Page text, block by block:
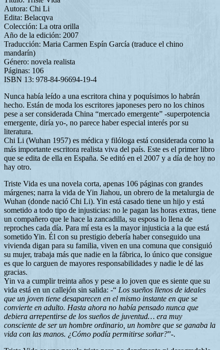
Autora: Chi Li
Edita: Belacqva
Colección: La otra orilla
Año de la edición: 2007
Traducción: Maria Carmen Espín García (traduce el chino
mandarín)
Género: novela realista
Páginas: 106
ISBN 13: 978-84-96694-19-4
Nunca había leído a una escritora china y poquísimos lo habrán
hecho. Están de moda los escritores japoneses pero no los chinos
pese a ser considerada China “mercado emergente” -superpotencia
emergente, diría yo-, no parece haber especial interés por su
literatura.
Chi Li (Wuhan 1957) es médica y filóloga está considerada como la
más importante escritora realista viva del país. Este es el primer libro
que se edita de ella en España. Se editó en el 2007 y a día de hoy no
hay otro.
Triste Vida es una novela corta, apenas 106 páginas con grandes
márgenes; narra la vida de Yin Jiahou, un obrero de la metalurgia de
Wuhan (donde nació Chi Li). Yin está casado tiene un hijo y está
sometido a todo tipo de injusticias: no le pagan las horas extras, tiene
un compañero que le hace la zancadilla, su esposa lo llena de
reproches cada día. Para mí esta es la mayor injusticia a la que está
sometido Yin. Él con su prestigio debería haber conseguido una
vivienda digan para su familia, viven en una comuna que consiguió
su mujer, trabaja más que nadie en la fábrica, lo único que consigue
es que lo carguen de mayores responsabilidades y nadie le dé las
gracias.
Yin va a cumplir treinta años y pese a lo joven que es siente que su
vida está en un callejón sin salida: -“ Los sueños llenos de ideales
que un joven tiene desaparecen en el mismo instante en que se
convierte en adulto. Hasta ahora no había pensado nunca que
debiera arrepentirse de los sueños de juventud… era muy
consciente de ser un hombre ordinario, un hombre que se ganaba la
vida con las manos. ¿Cómo podía permitirse soñar?”-.